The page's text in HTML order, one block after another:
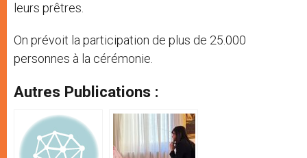
leurs prêtres.
On prévoit la participation de plus de 25.000
personnes à la cérémonie.
Autres Publications :